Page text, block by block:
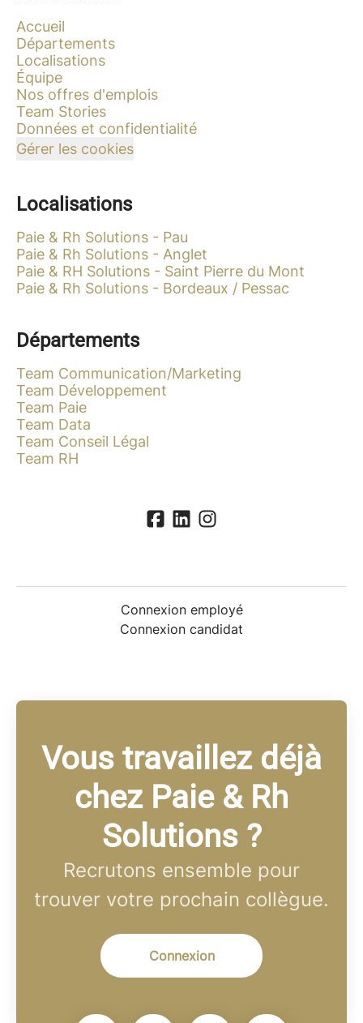
Accueil
Départements
Localisations
Équipe
Nos offres d'emplois
Team Stories
Données et confidentialité
Gérer les cookies
Localisations
Paie & Rh Solutions - Pau
Paie & Rh Solutions - Anglet
Paie & RH Solutions - Saint Pierre du Mont
Paie & Rh Solutions - Bordeaux / Pessac
Départements
Team Communication/Marketing
Team Développement
Team Paie
Team Data
Team Conseil Légal
Team RH
Connexion employé
Connexion candidat
Vous travaillez déjà
chez Paie & Rh
Solutions ?
Recrutons ensemble pour
trouver votre prochain collègue.
Connexion